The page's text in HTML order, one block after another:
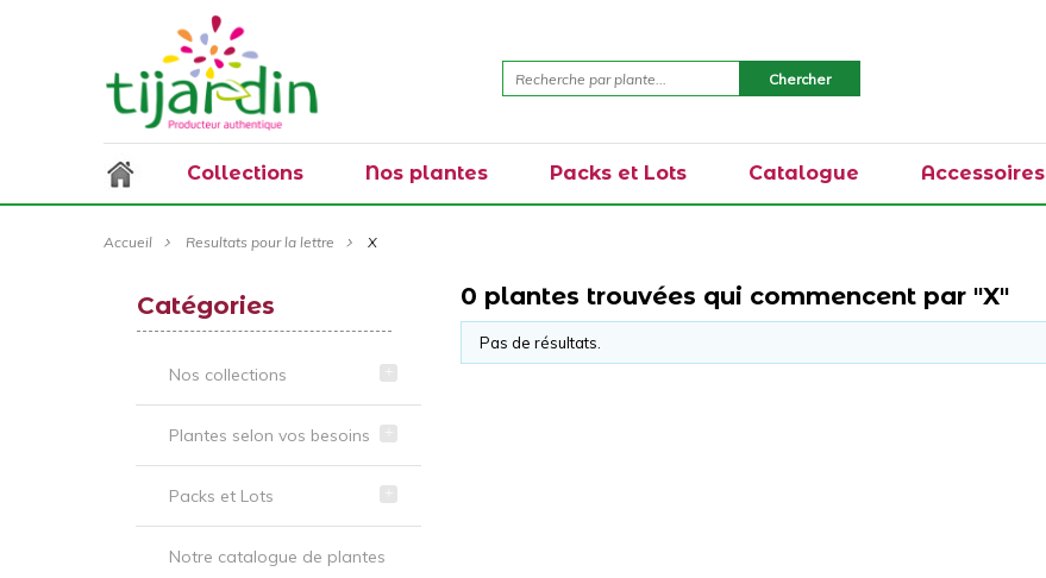
Collections Nos plantes Packs et Lots Catalogue Accessoires
Accueil Resultats pour la lettre X
Catégories
Nos collections
Plantes selon vos besoins
Packs et Lots
Notre catalogue de plantes
0 plantes trouvées qui commencent par "X"
Pas de résultats.